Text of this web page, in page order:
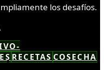
los desafíos.
RECETAS COSECHA